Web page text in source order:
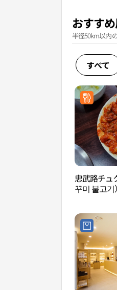
おすす
半径50km以内
すべて
忠武路チュ
꾸미 불고기）